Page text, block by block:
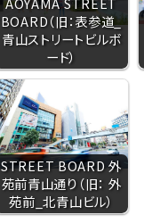
BOARD（旧：表参道_
青山ストリートビルボ
ード）
STREET BOARD 外
苑前青山通り（旧： 外
苑前_北青山ビル）